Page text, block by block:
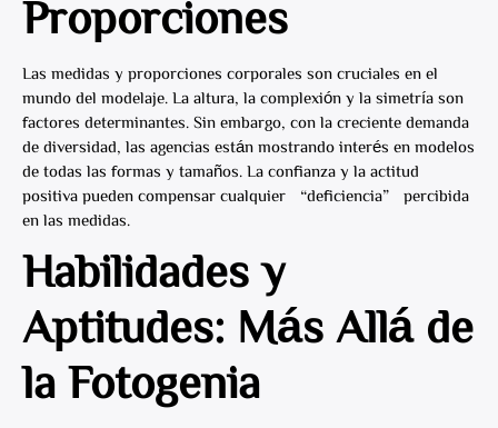
Proporciones
Las medidas y proporciones corporales son cruciales en el
mundo del modelaje. La altura, la complexión y la simetría son
factores determinantes. Sin embargo, con la creciente demanda
de diversidad, las agencias están mostrando interés en modelos
de todas las formas y tamaños. La confianza y la actitud
positiva pueden compensar cualquier “deficiencia” percibida
en las medidas.
Habilidades y
Aptitudes: Más Allá de
la Fotogenia